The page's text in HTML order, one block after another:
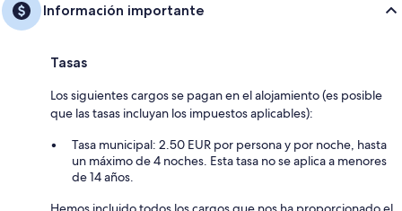
Información importante
Tasas
Los siguientes cargos se pagan en el alojamiento (es posible
que las tasas incluyan los impuestos aplicables):
Tasa municipal: 2.50 EUR por persona y por noche, hasta
un máximo de 4 noches. Esta tasa no se aplica a menores
de 14 años.